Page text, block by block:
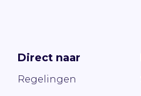
Direct naar
Regelingen